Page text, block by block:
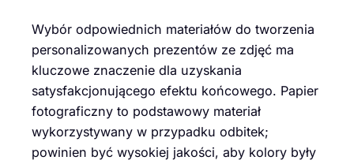
Wybór odpowiednich materiałów do tworzenia
personalizowanych prezentów ze zdjęć ma
kluczowe znaczenie dla uzyskania
satysfakcjonującego efektu końcowego. Papier
fotograficzny to podstawowy materiał
wykorzystywany w przypadku odbitek;
powinien być wysokiej jakości, aby kolory były